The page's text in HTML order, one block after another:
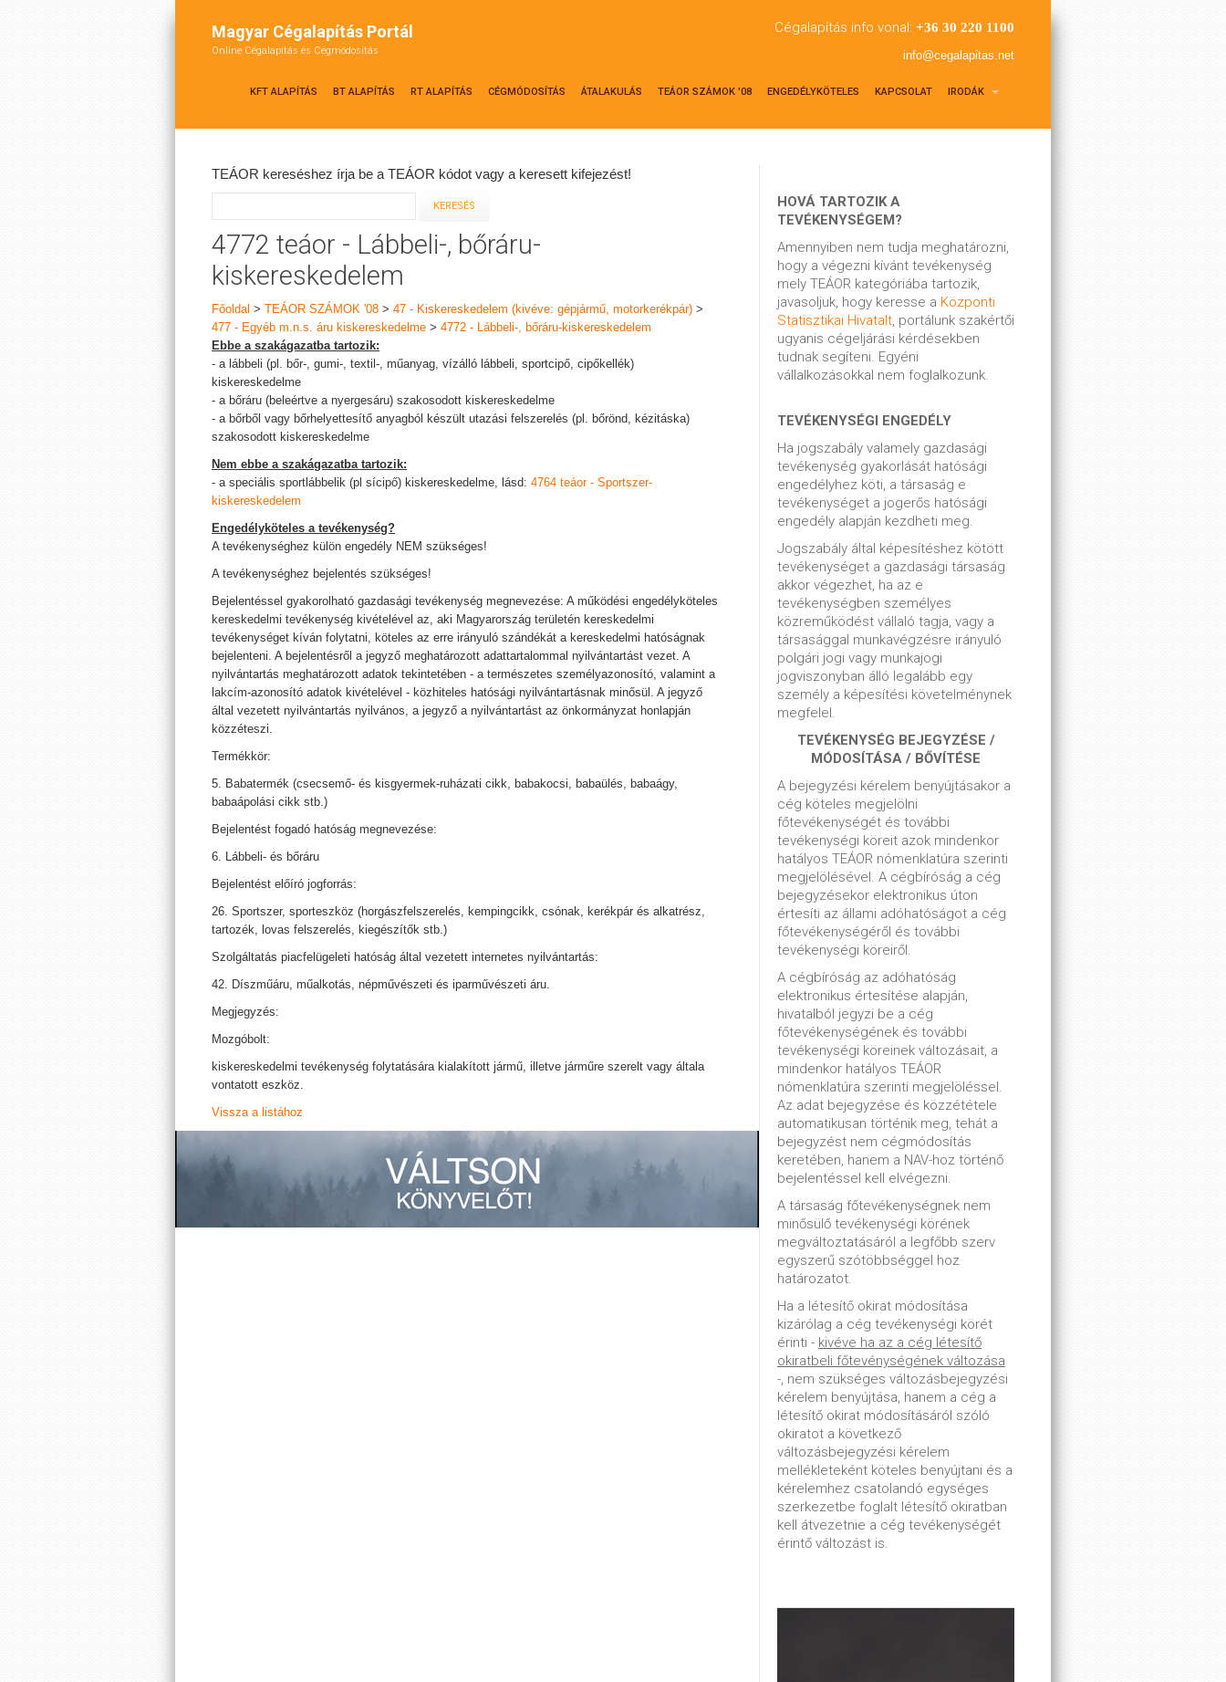
Magyar Cégalapítás Portál
Online Cégalapítás és Cégmódosítás
Cégalapítás info vonal: +36 30 220 1100
info@cegalapitas.net
KFT ALAPÍTÁS BT ALAPÍTÁS RT ALAPÍTÁS CÉGMÓDOSÍTÁS ÁTALAKULÁS TEÁOR SZÁMOK '08 ENGEDÉLYKÖTELES KAPCSOLAT IRODÁK
TEÁOR kereséshez írja be a TEÁOR kódot vagy a keresett kifejezést!
4772 teáor - Lábbeli-, bőráru-
kiskereskedelem
Főoldal > TEÁOR SZÁMOK '08 > 47 - Kiskereskedelem (kivéve: gépjármű, motorkerékpár) >
477 - Egyéb m.n.s. áru kiskereskedelme > 4772 - Lábbeli-, bőráru-kiskereskedelem
Ebbe a szakágazatba tartozik:
- a lábbeli (pl. bőr-, gumi-, textil-, műanyag, vízálló lábbeli, sportcipő, cipőkellék)
kiskereskedelme
- a bőráru (beleértve a nyergesáru) szakosodott kiskereskedelme
- a bőrből vagy bőrhelyettesítő anyagból készült utazási felszerelés (pl. bőrönd, kézitáska)
szakosodott kiskereskedelme
Nem ebbe a szakágazatba tartozik:
- a speciális sportlábbelik (pl sícipő) kiskereskedelme, lásd: 4764 teáor - Sportszer-
kiskereskedelem
Engedélyköteles a tevékenység?
A tevékenységhez külön engedély NEM szükséges!
A tevékenységhez bejelentés szükséges!
Bejelentéssel gyakorolható gazdasági tevékenység megnevezése: A működési engedélyköteles
kereskedelmi tevékenység kivételével az, aki Magyarország területén kereskedelmi
tevékenységet kíván folytatni, köteles az erre irányuló szándékát a kereskedelmi hatóságnak
bejelenteni. A bejelentésről a jegyző meghatározott adattartalommal nyilvántartást vezet. A
nyilvántartás meghatározott adatok tekintetében - a természetes személyazonosító, valamint a
lakcím-azonosító adatok kivételével - közhiteles hatósági nyilvántartásnak minősül. A jegyző
által vezetett nyilvántartás nyilvános, a jegyző a nyilvántartást az önkormányzat honlapján
közzéteszi.
Termékkör:
5. Babatermék (csecsemő- és kisgyermek-ruházati cikk, babakocsi, babaülés, babaágy,
babaápolási cikk stb.)
Bejelentést fogadó hatóság megnevezése:
6. Lábbeli- és bőráru
Bejelentést előíró jogforrás:
26. Sportszer, sporteszköz (horgászfelszerelés, kempingcikk, csónak, kerékpár és alkatrész,
tartozék, lovas felszerelés, kiegészítők stb.)
Szolgáltatás piacfelügeleti hatóság által vezetett internetes nyilvántartás:
42. Díszműáru, műalkotás, népművészeti és iparművészeti áru.
Megjegyzés:
Mozgóbolt:
kiskereskedelmi tevékenység folytatására kialakított jármű, illetve járműre szerelt vagy általa
vontatott eszköz.
Vissza a listához
HOVÁ TARTOZIK A
TEVÉKENYSÉGEM?
Amennyiben nem tudja meghatározni,
hogy a végezni kívánt tevékenység
mely TEÁOR kategóriába tartozik,
javasoljuk, hogy keresse a Központi
Statisztikai Hivatalt, portálunk szakértői
ugyanis cégeljárási kérdésekben
tudnak segíteni. Egyéni
vállalkozásokkal nem foglalkozunk.
TEVÉKENYSÉGI ENGEDÉLY
Ha jogszabály valamely gazdasági
tevékenység gyakorlását hatósági
engedélyhez köti, a társaság e
tevékenységet a jogerős hatósági
engedély alapján kezdheti meg.
Jogszabály által képesítéshez kötött
tevékenységet a gazdasági társaság
akkor végezhet, ha az e
tevékenységben személyes
közreműködést vállaló tagja, vagy a
társasággal munkavégzésre irányuló
polgári jogi vagy munkajogi
jogviszonyban álló legalább egy
személy a képesítési követelménynek
megfelel.
TEVÉKENYSÉG BEJEGYZÉSE /
MÓDOSÍTÁSA / BŐVÍTÉSE
A bejegyzési kérelem benyújtásakor a
cég köteles megjelölni
főtevékenységét és további
tevékenységi köreit azok mindenkor
hatályos TEÁOR nómenklatúra szerinti
megjelölésével. A cégbíróság a cég
bejegyzésekor elektronikus úton
értesíti az állami adóhatóságot a cég
főtevékenységéről és további
tevékenységi köreiről.
A cégbíróság az adóhatóság
elektronikus értesítése alapján,
hivatalból jegyzi be a cég
főtevékenységének és további
tevékenységi köreinek változásait, a
mindenkor hatályos TEÁOR
nómenklatúra szerinti megjelöléssel.
Az adat bejegyzése és közzététele
automatikusan történik meg, tehát a
bejegyzést nem cégmódosítás
keretében, hanem a NAV-hoz történő
bejelentéssel kell elvégezni.
A társaság főtevékenységnek nem
minősülő tevékenységi körének
megváltoztatásáról a legfőbb szerv
egyszerű szótöbbséggel hoz
határozatot.
Ha a létesítő okirat módosítása
kizárólag a cég tevékenységi körét
érinti - kivéve ha az a cég létesítő
okiratbeli főtevénységének változása
-, nem szükséges változásbejegyzési
kérelem benyújtása, hanem a cég a
létesítő okirat módosításáról szóló
okiratot a következő
változásbejegyzési kérelem
mellékleteként köteles benyújtani és a
kérelemhez csatolandó egységes
szerkezetbe foglalt létesítő okiratban
kell átvezetnie a cég tevékenységét
érintő változást is.